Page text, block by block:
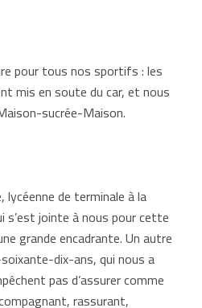
pour tous nos sportifs : les
mis en soute du car, et nous
sucrée-Maison.
lycéenne de terminale à la
s’est jointe à nous pour cette
grande encadrante. Un autre
dix-ans, qui nous a
pas d’assurer comme
rassurant,